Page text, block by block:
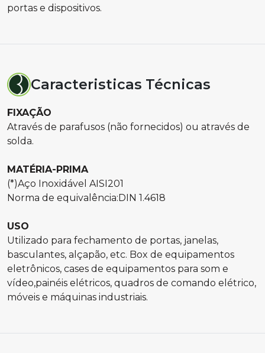
portas e dispositivos.
Caracteristicas Técnicas
FIXAÇÃO
Através de parafusos (não fornecidos) ou através de
solda.
MATÉRIA-PRIMA
(*)Aço Inoxidável AISI201
Norma de equivalência:DIN 1.4618
USO
Utilizado para fechamento de portas, janelas,
basculantes, alçapão, etc. Box de equipamentos
eletrônicos, cases de equipamentos para som e
vídeo,painéis elétricos, quadros de comando elétrico,
móveis e máquinas industriais.